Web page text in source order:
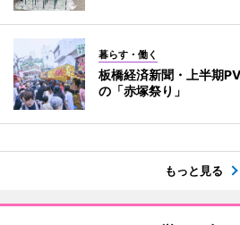
暮らす・働く
板橋経済新聞・上半期
の「赤塚祭り」
もっと見る